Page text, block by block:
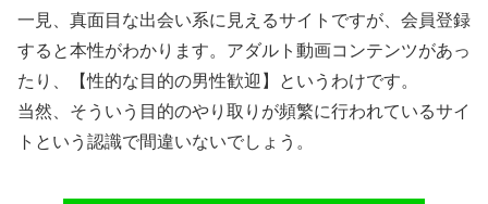
一見、真面目な出会い系に見えるサイトですが、会員登録
すると本性がわかります。アダルト動画コンテンツがあっ
たり、【性的な目的の男性歓迎】というわけです。
当然、そういう目的のやり取りが頻繁に行われているサイ
トという認識で間違いないでしょう。